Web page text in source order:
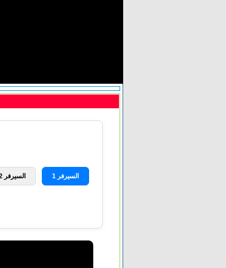
السيرفر 1 السيرفر 2